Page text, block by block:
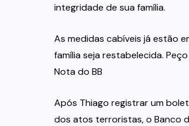
integridade de sua família.
As medidas cabíveis já estão
família seja restabelecida.
Nota do BB
Após Thiago registrar um
dos atos terroristas, o Banco